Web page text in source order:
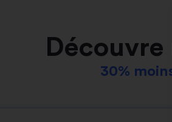
30%